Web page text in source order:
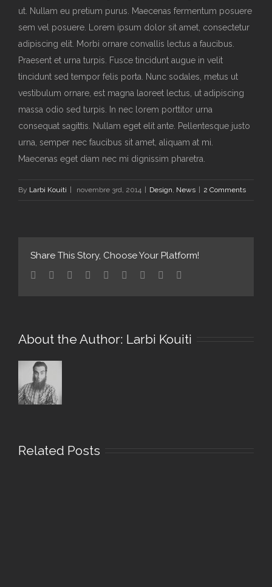
ut. Nullam eu pretium purus. Maecenas fermentum posuere
sem vel posuere. Lorem ipsum dolor sit amet, consectetur
adipiscing elit. Morbi ornare convallis lectus a faucibus.
Praesent et urna turpis. Fusce tincidunt augue in velit
tincidunt sed tempor felis porta. Nunc sodales, metus ut
vestibulum ornare, est magna laoreet lectus, ut adipiscing
massa odio sed turpis. In nec lorem porttitor urna
consequat sagittis. Nullam eget elit ante. Pellentesque justo
urna, semper nec faucibus sit amet, aliquam at mi.
Maecenas eget diam nec mi dignissim pharetra.
By Larbi Kouiti novembre 3rd, 2014 Design, News 2 Comments
Share This Story, Choose Your Platform!
Facebook
TwitterLinkedin
Reddit TumblrGoogle+Pinterest
About the Author: Larbi Kouiti
Related Posts